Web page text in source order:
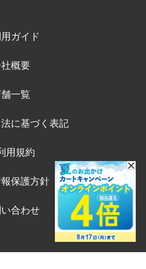
ガイド
概要
舗一覧
に基づく表記
用規約
保護方針
合わせ